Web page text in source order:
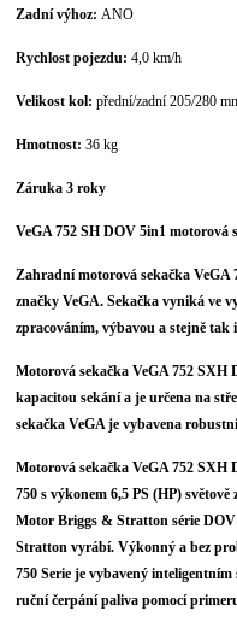
Zadní výhoz:ANO
Rychlost pojezdu: 4,0 km/h
Velikost kol: přední/zadní 205/280
Hmotnost: 36 kg
Záruka 3 roky
VeGA 752 SH DOV 5in1 motorová
Zahradní motorová sekačka VeGA
značky VeGA. Sekačka vyniká ve
zpracováním, výbavou a stejně tak
Motorová sekačka VeGA 752 SXH
kapacitou sekání a je určena na
sekačka VeGA je vybavena
Motorová sekačka VeGA 752 SXH
750 s výkonem 6,5 PS (HP)
Motor Briggs & Stratton série
Stratton vyrábí. Výkonný a bez
750 Serie je vybavený
ruční čerpání paliva pomocí